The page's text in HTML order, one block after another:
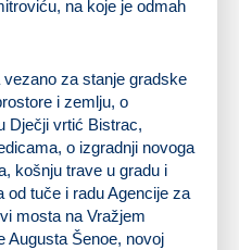
na koje je odmah
za stanje gradske
i zemlju, o
Dječji vrtić Bistrac,
o izgradnji novoga
košnju trave u gradu i
od tuče i radu Agencije za
mosta na Vražjem
Augusta Šenoe, novoj